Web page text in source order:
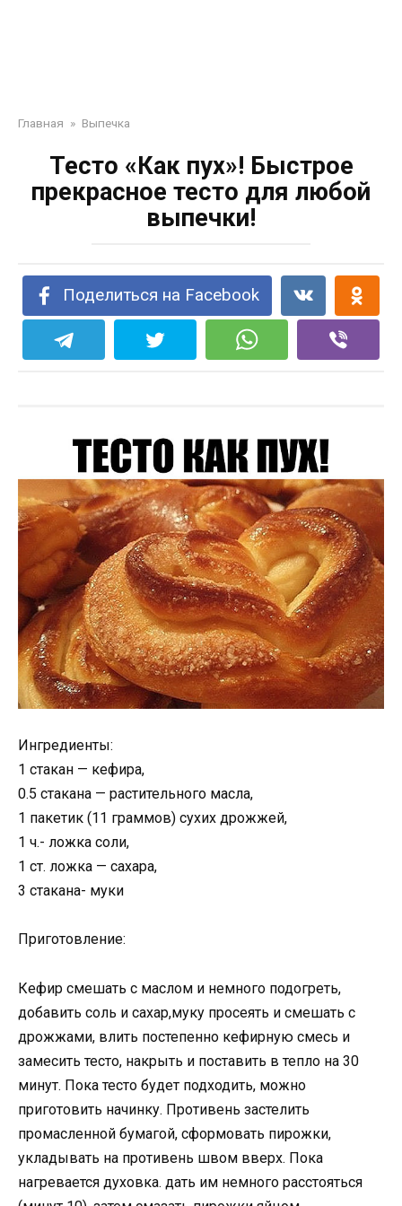
Главная » Выпечка
Тесто «Как пух»! Быстрое
прекрасное тесто для любой
выпечки!
Поделиться на Facebook
Ингредиенты:
1 стакан — кефира,
0.5 стакана — растительного масла,
1 пакетик (11 граммов) сухих дрожжей,
1 ч.- ложка соли,
1 ст. ложка — сахара,
3 стакана- муки
Приготовление:
Кефир смешать с маслом и немного подогреть,
добавить соль и сахар,муку просеять и смешать с
дрожжами, влить постепенно кефирную смесь и
замесить тесто, накрыть и поставить в тепло на 30
минут. Пока тесто будет подходить, можно
приготовить начинку. Противень застелить
промасленной бумагой, сформовать пирожки,
укладывать на противень швом вверх. Пока
нагревается духовка. дать им немного расстояться